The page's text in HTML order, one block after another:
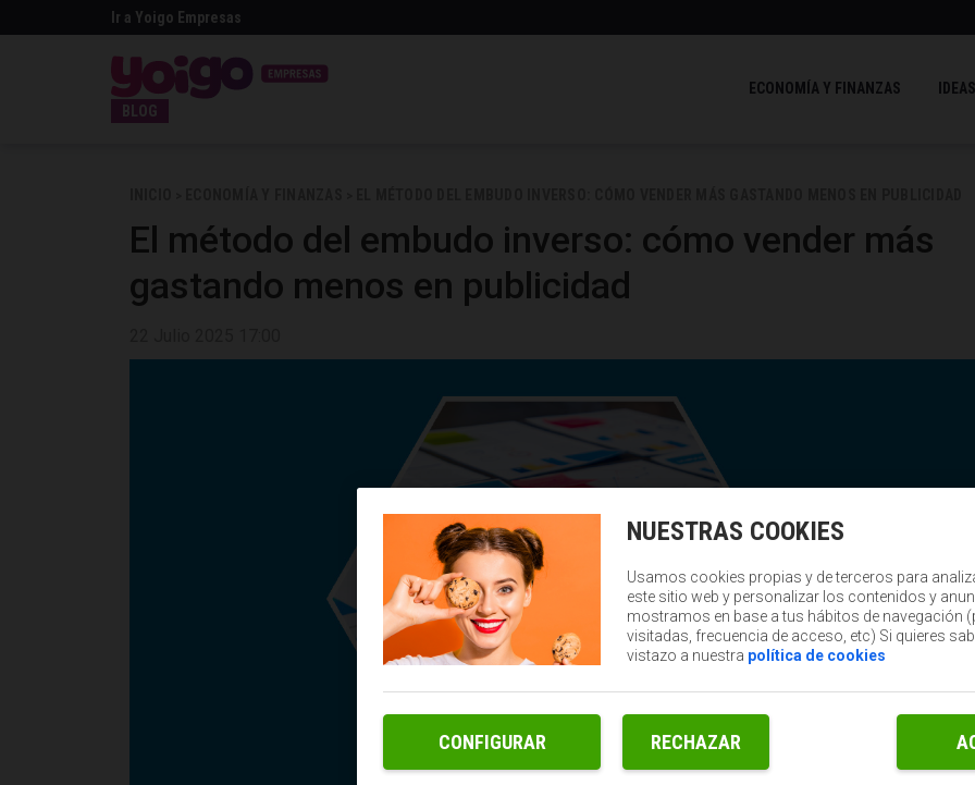
Ir a Yoigo Empresas
BLOG
ECONOMÍA Y FINANZAS
El método del embudo inverso: cómo vender más
gastando menos en publicidad
NUESTRAS COOKIES
Usamos cookies propias y de terceros para
este sitio web y personalizar los contenidos y
mostramos en base a tus hábitos de navegación
visitadas, frecuencia de acceso, etc) Si quieres
vistazo a nuestra política de cookies
RECHAZAR
CONFIGURAR